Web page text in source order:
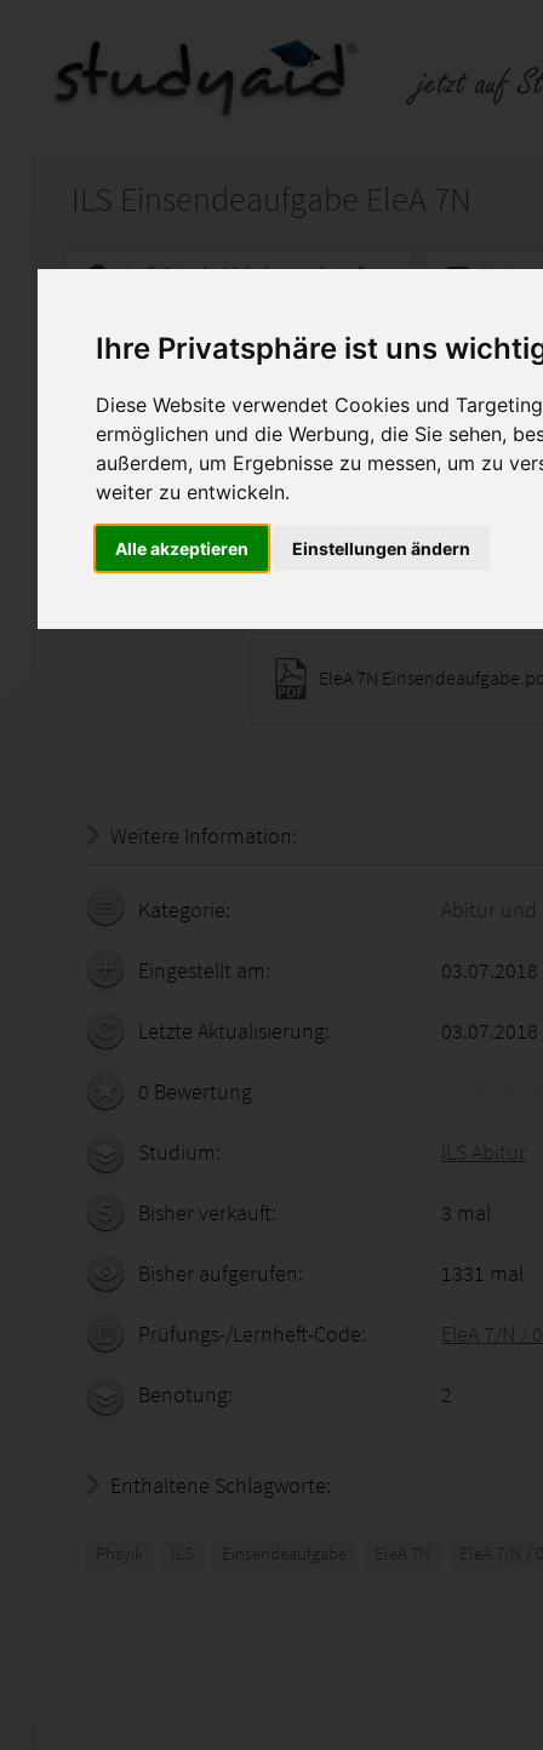
Ihre Privatsphäre ist uns
Diese Website verwendet Cookies und
ermöglichen und die Werbung, die Sie sehen,
außerdem, um Ergebnisse zu messen, um zu
weiter zu entwickeln.
Alle akzeptieren Einstellungen ändern
ILS Einsendeaufgabe EleA 7N
Auf StudyAid.de verkaufen
Startseite Abitur und Hochschule
Wechselstromlehre
Bitte nur als Anregung
weiß und nicht abschreiben!
Diese Arbeit wurde mit der
EleA 7N
Weitere Information:
Kategorie: Abitur und
Eingestellt am:
Letzte Aktualisierung: 03.07.2018
0 Bewertung
Studium: ILS Abitur
Bisher verkauft: 3 mal
Bisher aufgerufen: 1331 mal
Prüfungs-/Lernheft-Code: EleA 7/N /
Benotung: 2
Enthaltene Schlagworte:
Phsyik ILS Einsendeaufgabe EleA 7N EleA 7/N /